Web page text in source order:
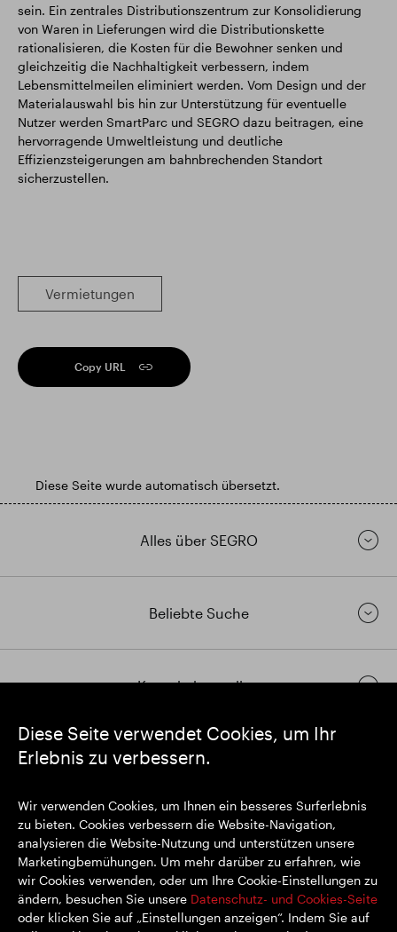
Diese Seite verwendet Cookies, um Ihr
Erlebnis zu verbessern.
Wir verwenden Cookies, um Ihnen ein besseres Surferlebnis
zu bieten. Cookies verbessern die Website-Navigation,
analysieren die Website-Nutzung und unterstützen unsere
Marketingbemühungen. Um mehr darüber zu erfahren, wie
wir Cookies verwenden, oder um Ihre Cookie-Einstellungen zu
ändern, besuchen Sie unsere Datenschutz- und Cookies-Seite
oder klicken Sie auf „Einstellungen anzeigen“. Indem Sie auf
sein. Ein zentrales Distributionszentrum zur Konsolidierung
von Waren in Lieferungen wird die Distributionskette
rationalisieren, die Kosten für die Bewohner senken und
gleichzeitig die Nachhaltigkeit verbessern, indem
Lebensmittelmeilen eliminiert werden. Vom Design und der
Materialauswahl bis hin zur Unterstützung für eventuelle
Nutzer werden SmartParc und SEGRO dazu beitragen, eine
hervorragende Umweltleistung und deutliche
Effizienzsteigerungen am bahnbrechenden Standort
sicherzustellen.
Vermietungen
Copy URL
Diese Seite wurde automatisch übersetzt.
Alles über SEGRO
Beliebte Suche
Kontakt herstellen
https://www.linkedin.com/
Eingetragener Sitz: 1 New Burlington Place, London W1S 2HR
Im Vereinigten Königreich registrierte Nr. 167591
Registrierungsort: England & Wales
© SEGRO 2022